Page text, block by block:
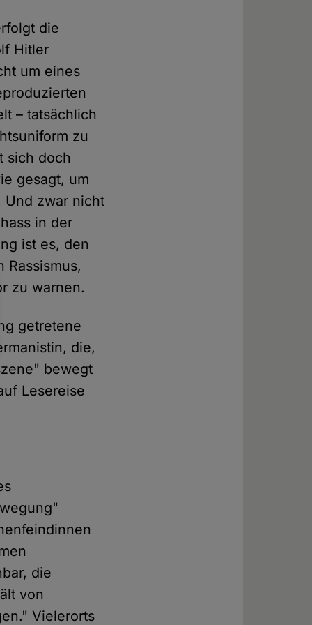
die
Hitler
um eines
– tatsächlich
zu
sich doch
gesagt, um
Und zwar nicht
in der
ist es, den
zu warnen.
getretene
die,
bewegt
Lesereise
die
von
Vielerorts